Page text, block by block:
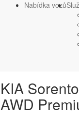
Nabídka vozů
KIA
AWD